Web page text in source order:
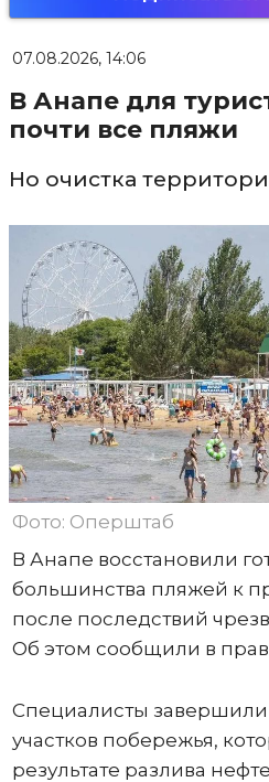
07.08.2026, 14:06
В Анапе для
почти все пляжи
Но очистка
Фото: Оперштаб
В Анапе восстановили
большинства пляжей к
после последствий
Об этом сообщили в
Специалисты
участков побережья,
результате разлива